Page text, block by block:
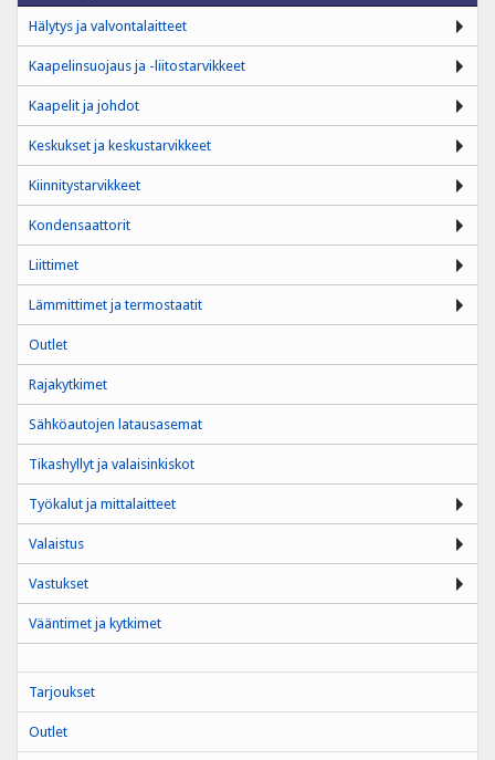
Hälytys ja valvontalaitteet
Kaapelinsuojaus ja -liitostarvikkeet
Kaapelit ja johdot
Keskukset ja keskustarvikkeet
Kiinnitystarvikkeet
Kondensaattorit
Liittimet
Lämmittimet ja termostaatit
Outlet
Rajakytkimet
Sähköautojen latausasemat
Tikashyllyt ja valaisinkiskot
Työkalut ja mittalaitteet
Valaistus
Vastukset
Vääntimet ja kytkimet
Tarjoukset
Outlet